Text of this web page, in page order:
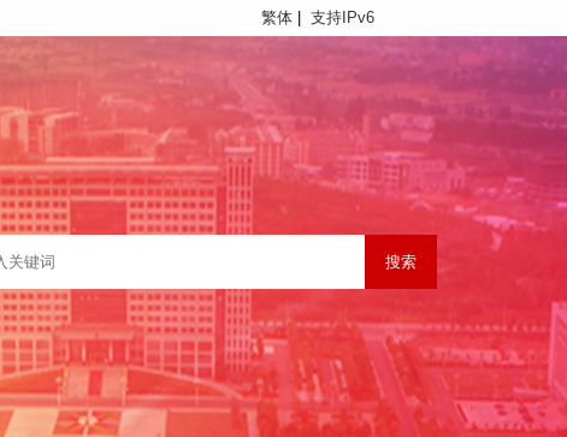
繁体 支持IPv6